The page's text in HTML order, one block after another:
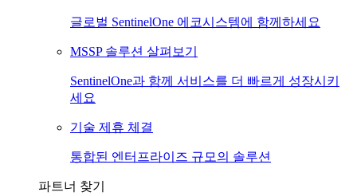
글로벌 SentinelOne 에코시스템에 함께하세요
MSSP 솔루션 살펴보기
SentinelOne과 함께 서비스를 더 빠르게 성장시키
세요
기술 제휴 체결
통합된 엔터프라이즈 규모의 솔루션
파트너 찾기